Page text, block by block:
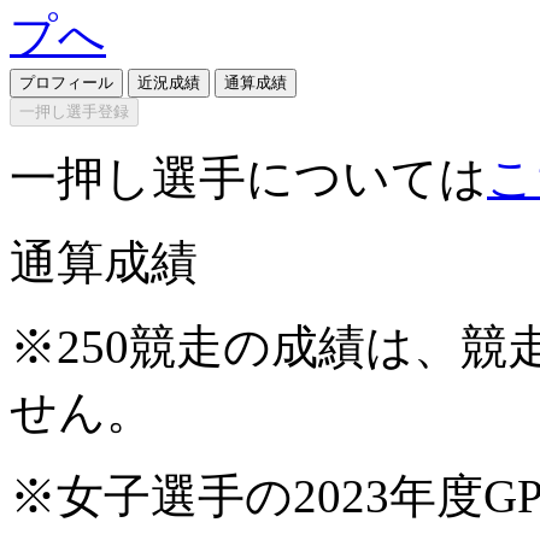
プロフィール 近況成績
通算成績
一押し選手登録
一押し選手については
通算成績
※250競走の成績は、競
せん。
※女子選手の2023年度